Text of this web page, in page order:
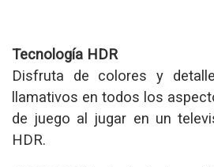
Tecnología HDR
Disfruta de colores y
llamativos en todos los
de juego al jugar en un
HDR.